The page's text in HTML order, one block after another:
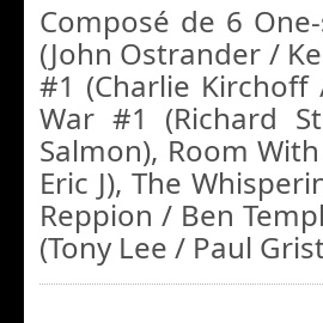
Composé de 6
(John Ostrander /
#1 (Charlie Kirchoff
War #1 (Richard
Salmon), Room
Eric J), The
Reppion / Ben
(Tony Lee / Paul